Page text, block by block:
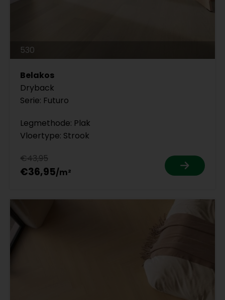
530
Belakos
Dryback
Serie: Futuro
Legmethode: Plak
Vloertype: Strook
€43,95
€36,95